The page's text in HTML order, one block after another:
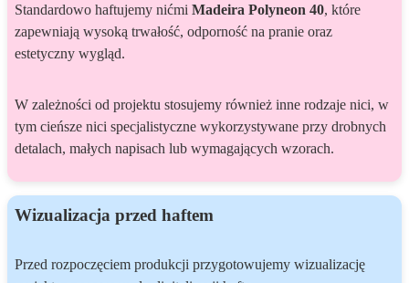
Standardowo haftujemy nićmi Madeira Polyneon 40, które
zapewniają wysoką trwałość, odporność na pranie oraz
estetyczny wygląd.
W zależności od projektu stosujemy również inne rodzaje nici, w
tym cieńsze nici specjalistyczne wykorzystywane przy drobnych
detalach, małych napisach lub wymagających wzorach.
Wizualizacja przed haftem
Przed rozpoczęciem produkcji przygotowujemy wizualizację